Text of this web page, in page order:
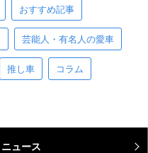
おすすめ記事
芸能人・有名人の愛車
推し車 コラム
ニュース